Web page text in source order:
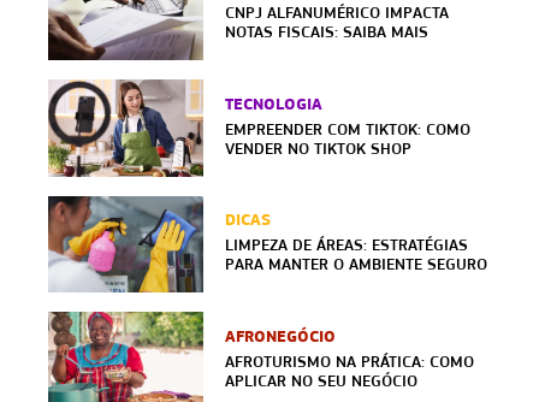
CNPJ ALFANUMÉRICO IMPACTA
NOTAS FISCAIS: SAIBA MAIS
TECNOLOGIA
EMPREENDER COM TIKTOK: COMO
VENDER NO TIKTOK SHOP
DICAS
LIMPEZA DE ÁREAS: ESTRATÉGIAS
PARA MANTER O AMBIENTE SEGURO
AFRONEGÓCIO
AFROTURISMO NA PRÁTICA: COMO
APLICAR NO SEU NEGÓCIO